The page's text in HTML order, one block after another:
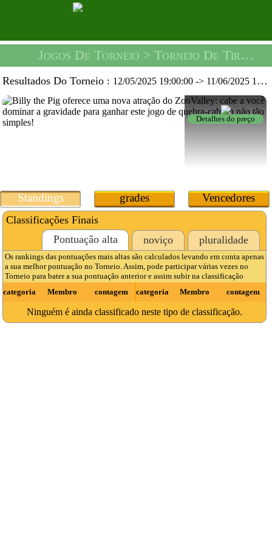
Jogos De Torneio > Torneio De Tiro Perfeito -
Resultados Do Torneio : 12/05/2025 19:00:00 -> 11/06/2025 19:59:59
Detalhes do preço
Standings grades Vencedores
Classificações Finais
Pontuação alta
noviço pluralidade
Os rankings das pontuações mais altas são calculados levando em conta apenas
a sua melhor pontuação no Torneio. Assim, pode participar várias vezes no
Torneio para bater a sua pontuação anterior e assim subir na classificação
categoria
Membro contagem categoria Membro contagem
Ninguém é ainda classificado neste tipo de classificação.